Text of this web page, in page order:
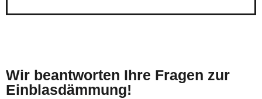
Wir beantworten Ihre Fragen zur
Einblasdämmung!